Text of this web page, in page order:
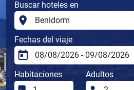
Buscar hoteles en
Fechas del viaje
Habitaciones Adultos